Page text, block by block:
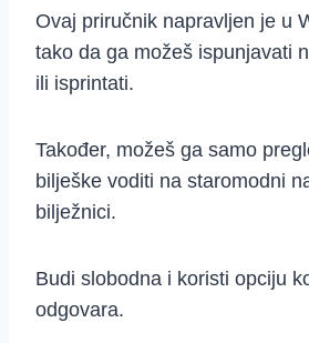
Ovaj priručnik napravljen je u
tako da ga možeš ispunjavati
ili isprintati.
Također, možeš ga samo
bilješke voditi na staromodni
bilježnici.
Budi slobodna i koristi opciju
odgovara.